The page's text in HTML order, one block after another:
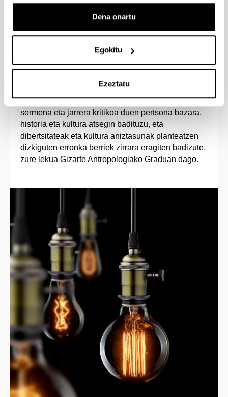
Dena onartu
Egokitu
Ezeztatu
izango duzu.
Sarrera-profila
Gizarte errealitatea eta horretan gertatzen diren
prozesuak ezagutzeko interesa baduzu, jakin-mina,
sormena eta jarrera kritikoa duen pertsona bazara,
historia eta kultura atsegin badituzu, eta
dibertsitateak eta kultura aniztasunak planteatzen
dizkiguten erronka berriek zirrara eragiten badizute,
zure lekua Gizarte Antropologiako Graduan dago.